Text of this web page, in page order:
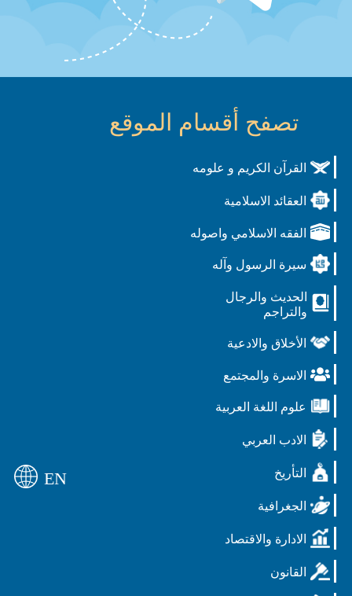
تصفح أقسام الموقع
القرآن الكريم و علومه
العقائد الاسلامية
الفقه الاسلامي واصوله
سيرة الرسول وآله
الحديث والرجال
والتراجم
الأخلاق والادعية
الاسرة والمجتمع
علوم اللغة العربية
الادب العربي
التأريخ
الجغرافية
الادارة والاقتصاد
القانون
EN